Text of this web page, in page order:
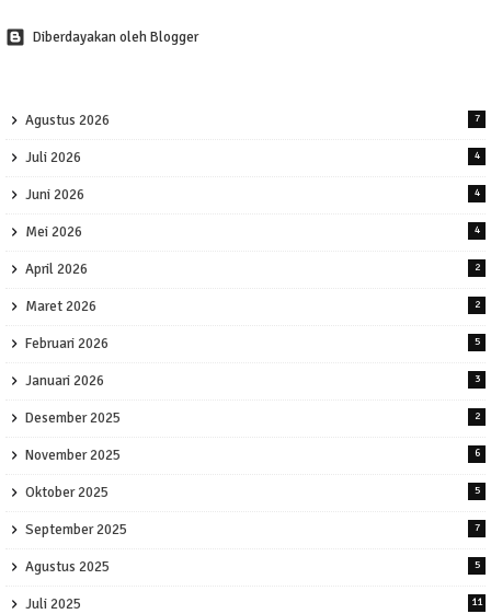
Diberdayakan oleh Blogger
Agustus 2026 7
Juli 2026 4
Juni 2026 4
Mei 2026 4
April 2026 2
Maret 2026 2
Februari 2026 5
Januari 2026 3
Desember 2025 2
November 2025 6
Oktober 2025 5
September 2025 7
Agustus 2025 5
Juli 2025 11